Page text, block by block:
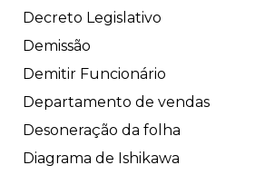
Decreto Legislativo
Demissão
Demitir Funcionário
Departamento de vendas
Desoneração da folha
Diagrama de Ishikawa